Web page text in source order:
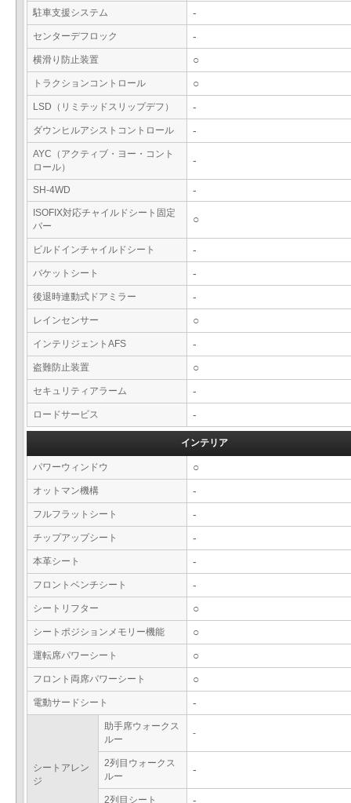
駐車支援システム -
センターデフロック -
横滑り防止装置 ○
トラクションコントロール ○
LSD（リミテッドスリップデフ） -
ダウンヒルアシストコントロール -
AYC（アクティブ・ヨー・コント
ロール）
-
SH-4WD -
ISOFIX対応チャイルドシート固定
バー
○
ビルドインチャイルドシート -
バケットシート -
後退時連動式ドアミラー -
レインセンサー ○
インテリジェントAFS -
盗難防止装置 ○
セキュリティアラーム -
ロードサービス -
インテリア
パワーウィンドウ ○
オットマン機構 -
フルフラットシート -
チップアップシート -
本革シート -
フロントベンチシート -
シートリフター ○
シートポジションメモリー機能 ○
運転席パワーシート ○
フロント両席パワーシート ○
電動サードシート -
シートアレン
ジ
助手席ウォークス
ルー
-
2列目ウォークス
ルー
-
2列目シート -